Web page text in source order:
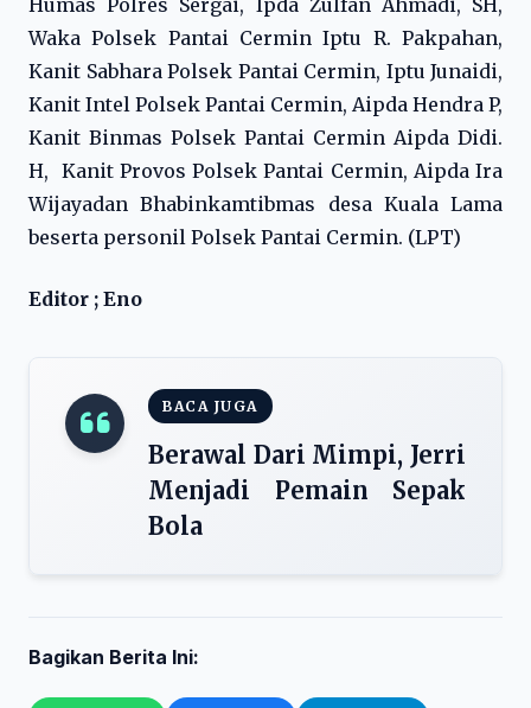
Humas Polres Sergai, Ipda Zulfan Ahmadi, SH,
Waka Polsek Pantai Cermin Iptu R. Pakpahan,
Kanit Sabhara Polsek Pantai Cermin, Iptu Junaidi,
Kanit Intel Polsek Pantai Cermin, Aipda Hendra P,
Kanit Binmas Polsek Pantai Cermin Aipda Didi.
H, Kanit Provos Polsek Pantai Cermin, Aipda Ira
Wijayadan Bhabinkamtibmas desa Kuala Lama
beserta personil Polsek Pantai Cermin. (LPT)
Editor ; Eno
BACA JUGA
Berawal Dari Mimpi, Jerri
Menjadi Pemain Sepak
Bola
Bagikan Berita Ini: